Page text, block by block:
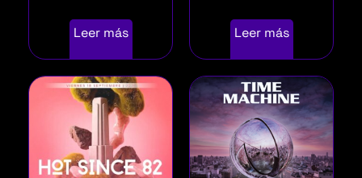
Leer más Leer más